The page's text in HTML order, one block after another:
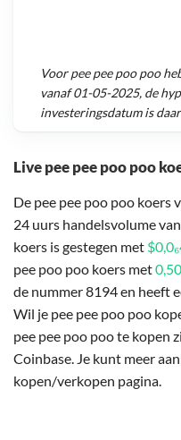
Live pee pee poo poo
De pee pee poo poo koers
24 uurs handelsvolume
koers is gestegen met
pee poo poo koers met
de nummer 8194 en heeft
Wil je pee pee poo poo
pee pee poo poo te kopen
Coinbase. Je kunt meer
kopen/verkopen pagina.
Voorpee pee poo poo
vanaf01-05-2025, de
investeringsdatum is